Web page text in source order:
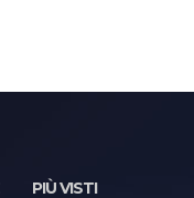
PIÙ VISTI